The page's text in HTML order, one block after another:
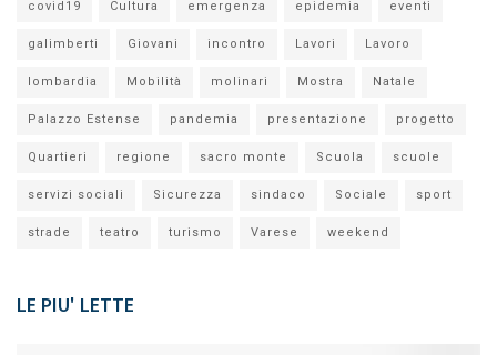
covid19 Cultura emergenza epidemia eventi
galimberti Giovani incontro Lavori Lavoro
lombardia Mobilità molinari Mostra Natale
Palazzo Estense pandemia presentazione progetto
Quartieri regione sacro monte Scuola scuole
servizi sociali Sicurezza sindaco Sociale sport
strade teatro turismo Varese weekend
LE PIU' LETTE